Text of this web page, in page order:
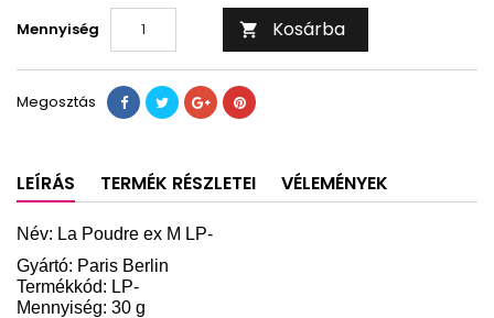
Mennyiség  Kosárba
Megosztás
LEÍRÁS TERMÉK RÉSZLETEI VÉLEMÉNYEK
Név: La Poudre ex M LP-
Gyártó: Paris Berlin
Termékkód: LP-
Mennyiség: 30 g